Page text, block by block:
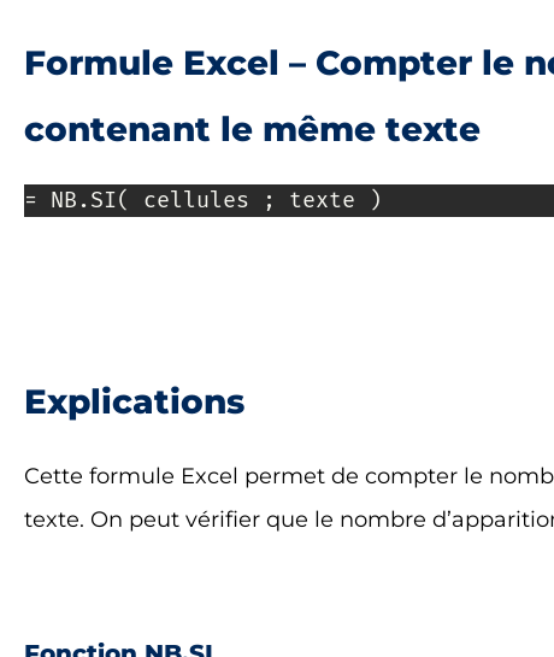
Formule Excel – Compter le
contenant le même texte
= NB.SI( cellules ; texte )
Explications
Cette formule Excel permet de compter le
texte. On peut vérifier que le nombre